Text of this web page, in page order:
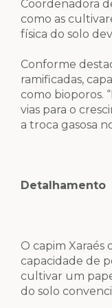
Coordenadora
como as
física do solo
Conforme
ramificadas,
como bioporos.
vias para o
a troca gasosa
Detalhamento
O capim
capacidade de
cultivar um
do solo